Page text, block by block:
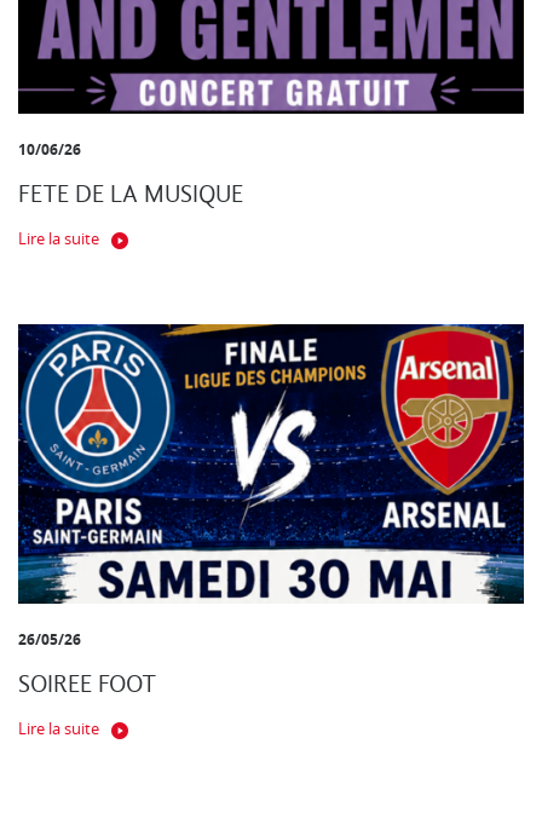
10/06/26
FETE DE LA MUSIQUE
Lire la suite
26/05/26
SOIREE FOOT
Lire la suite